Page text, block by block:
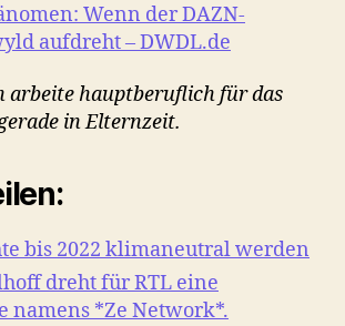
Wenn der DAZN-
aufdreht – DWDL.de
arbeite hauptberuflich für das
in Elternzeit.
bis 2022 klimaneutral werden
dreht für RTL eine
namens *Ze Network*.